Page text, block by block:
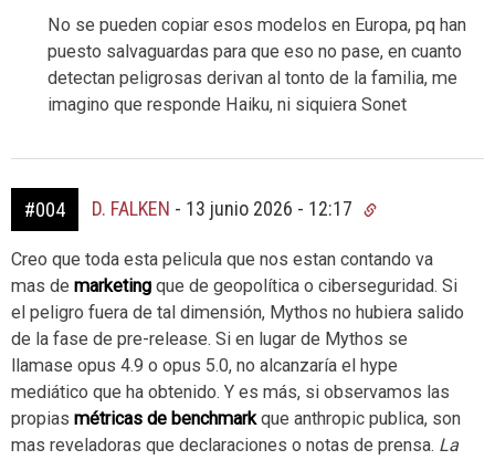
No se pueden copiar esos modelos en Europa, pq han
puesto salvaguardas para que eso no pase, en cuanto
detectan peligrosas derivan al tonto de la familia, me
imagino que responde Haiku, ni siquiera Sonet
#004 D. FALKEN - 13 junio 2026 - 12:17
Creo que toda esta pelicula que nos estan contando va
mas de marketing que de geopolítica o ciberseguridad. Si
el peligro fuera de tal dimensión, Mythos no hubiera salido
de la fase de pre-release. Si en lugar de Mythos se
llamase opus 4.9 o opus 5.0, no alcanzaría el hype
mediático que ha obtenido. Y es más, si observamos las
propias métricas de benchmarkque anthropic publica, son
mas reveladoras que declaraciones o notas de prensa. La